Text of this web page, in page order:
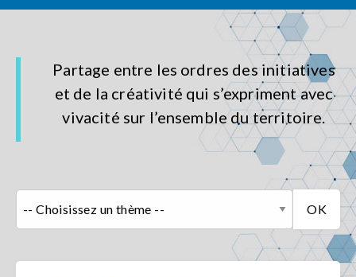
Partage entre les ordres des initiatives
et de la créativité qui s’expriment avec
vivacité sur l’ensemble du territoire.